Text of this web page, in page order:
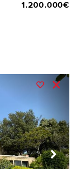
1.200.000€